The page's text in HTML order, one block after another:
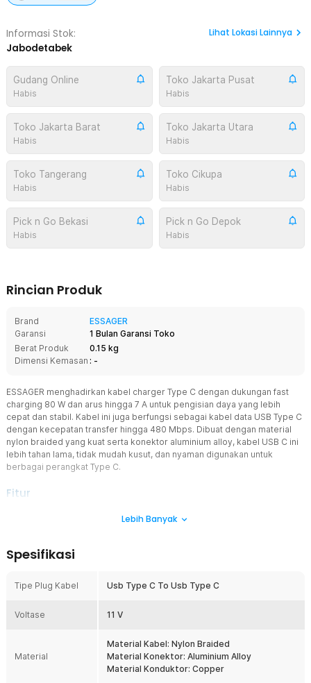
Informasi Stok:
Jabodetabek
Lihat Lokasi Lainnya
Gudang Online
Habis
Toko Jakarta Pusat
Habis
Toko Jakarta Barat
Habis
Toko Jakarta Utara
Habis
Toko Tangerang
Habis
Toko Cikupa
Habis
Pick n Go Bekasi
Habis
Pick n Go Depok
Habis
Rincian Produk
Brand
ESSAGER
Garansi
1 Bulan Garansi Toko
Berat Produk
0.15 kg
Dimensi Kemasan : -
ESSAGER menghadirkan kabel charger Type C dengan dukungan fast
charging 80 W dan arus hingga 7 A untuk pengisian daya yang lebih
cepat dan stabil. Kabel ini juga berfungsi sebagai kabel data USB Type C
dengan kecepatan transfer hingga 480 Mbps. Dibuat dengan material
nylon braided yang kuat serta konektor aluminium alloy, kabel USB C ini
lebih tahan lama, tidak mudah kusut, dan nyaman digunakan untuk
berbagai perangkat Type C.
Fitur
Fast Charging 80 W dengan Arus 7 A
daya yang lebih cepat dan efisien. Dengan kemampuan ini, kabel
tablet, maupun laptop Type C dalam waktu lebih singkat dibanding
kabel standar. Dukungan berbagai protokol seperti QC, VOOC,
kompatibel dengan banyak perangkat modern.
Selain sebagai kabel charger USB C, produk ini juga berfungsi
sebagai kabel data USB Type C yang mendukung kecepatan
transfer hingga 480 Mbps. Kecepatan ini memungkinkan Anda
Lebih Banyak
Spesifikasi
Tipe Plug Kabel Usb Type C To Usb Type C
Voltase 11 V
Material
Material Kabel: Nylon Braided
Material Konektor: Aluminium Alloy
Material Konduktor: Copper